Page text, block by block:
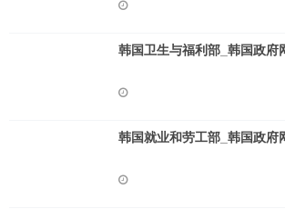
韩国卫生与福利部_韩国政府
韩国就业和劳工部_韩国政府